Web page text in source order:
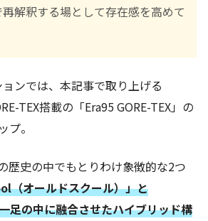
解釈する場として存在感を高めて
ンでは、本記事で取り上げる
TEX搭載の「Era95 GORE-TEX」の
プ。
歴史の中でもとりわけ象徴的な2つ
（オールドスクール）」と
足の中に融合させたハイブリッド構